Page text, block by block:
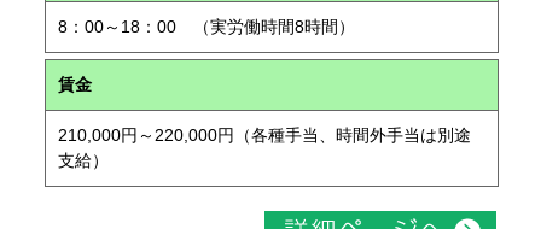
8：00～18：00 （実労働時間8時間）
賃金
210,000円～220,000円（各種手当、時間外手当は別途
支給）